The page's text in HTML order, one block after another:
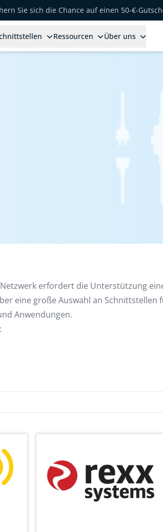
Sie sich die Chance auf einen 50-€-
Ressourcen Über uns
erfordert die Unterstützung
eine große Auswahl an
Anwendungen.